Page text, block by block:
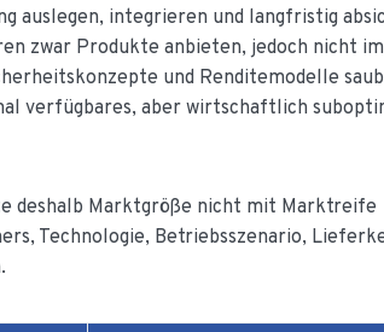
auslegen, integrieren und langfristig
zwar Produkte anbieten, jedoch nicht
und Renditemodelle
verfügbares, aber wirtschaftlich
deshalb Marktgröße nicht mit Marktreife
Technologie, Betriebsszenario,